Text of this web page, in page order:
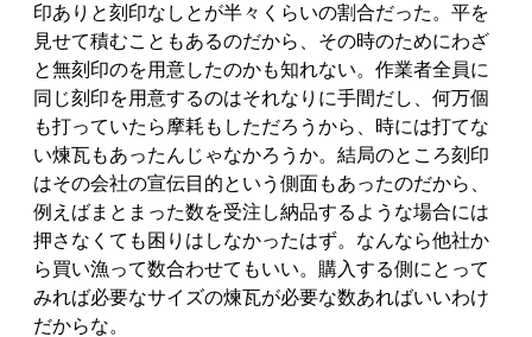
印ありと刻印なしとが半々くらいの割合だった。平を
見せて積むこともあるのだから、その時のためにわざ
と無刻印のを用意したのかも知れない。作業者全員に
同じ刻印を用意するのはそれなりに手間だし、何万個
も打っていたら摩耗もしただろうから、時には打てな
い煉瓦もあったんじゃなかろうか。結局のところ刻印
はその会社の宣伝目的という側面もあったのだから、
例えばまとまった数を受注し納品するような場合には
押さなくても困りはしなかったはず。なんなら他社か
ら買い漁って数合わせてもいい。購入する側にとって
みれば必要なサイズの煉瓦が必要な数あればいいわけ
だからな。